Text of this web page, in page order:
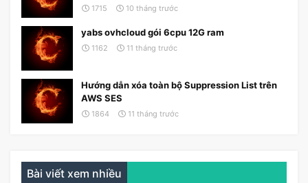
1715 10 tháng trước
yabs ovhcloud gói 6cpu 12G ram
1162 11 tháng trước
Hướng dẫn xóa toàn bộ Suppression List trên
AWS SES
1864 11 tháng trước
Bài viết xem nhiều